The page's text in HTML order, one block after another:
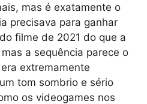
mas é exatamente o
precisava para ganhar
filme de 2021 do que a
a sequência parece o
extremamente
tom sombrio e sério
os videogames nos